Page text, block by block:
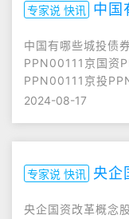
专家说 快讯 中国
中国有哪些城投债
PPN00111京国资
PPN00111京投
2024-08-17
专家说 快讯 央企
央企国资改革概念